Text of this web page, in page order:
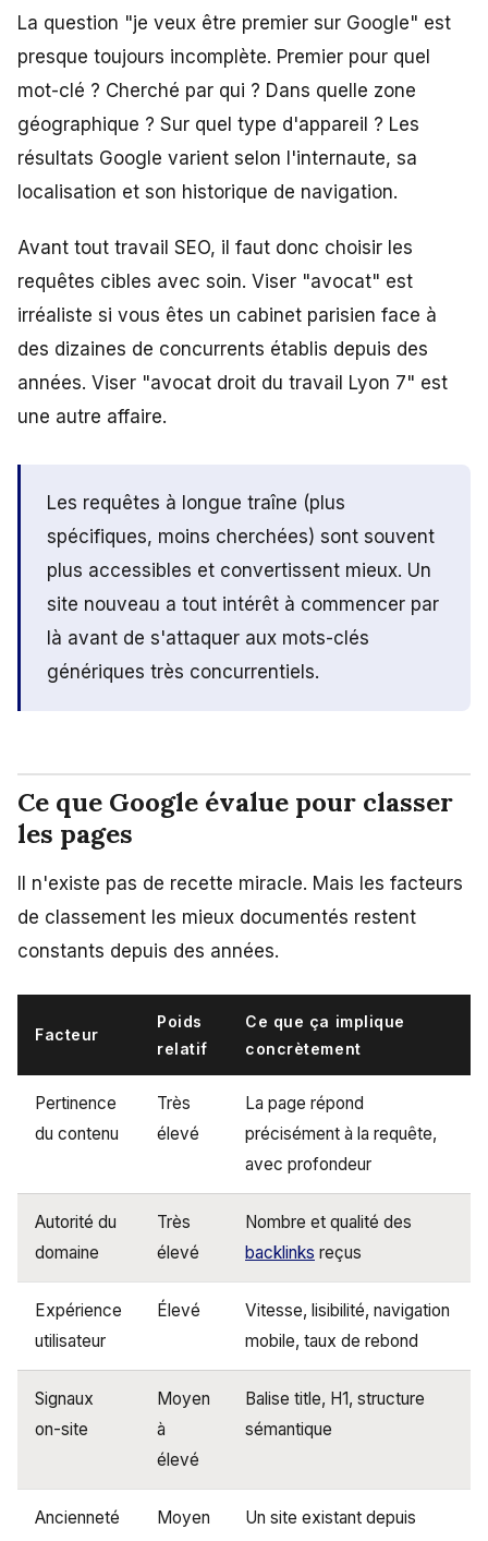
La question "je veux être premier sur Google" est
presque toujours incomplète. Premier pour quel
mot-clé ? Cherché par qui ? Dans quelle zone
géographique ? Sur quel type d'appareil ? Les
résultats Google varient selon l'internaute, sa
localisation et son historique de navigation.
Avant tout travail SEO, il faut donc choisir les
requêtes cibles avec soin. Viser "avocat" est
irréaliste si vous êtes un cabinet parisien face à
des dizaines de concurrents établis depuis des
années. Viser "avocat droit du travail Lyon 7" est
une autre affaire.
Les requêtes à longue traîne (plus
spécifiques, moins cherchées) sont souvent
plus accessibles et convertissent mieux. Un
site nouveau a tout intérêt à commencer par
là avant de s'attaquer aux mots-clés
génériques très concurrentiels.
Ce que Google évalue pour classer
les pages
Il n'existe pas de recette miracle. Mais les facteurs
de classement les mieux documentés restent
constants depuis des années.
Facteur
Poids
relatif
Ce que ça implique
concrètement
Pertinence
du contenu
Très
élevé
La page répond
précisément à la requête,
avec profondeur
Autorité du
domaine
Très
élevé
Nombre et qualité des
backlinks reçus
Expérience
utilisateur
Élevé
Vitesse, lisibilité, navigation
mobile, taux de rebond
Signaux
on-site
Moyen
à
élevé
Balise title, H1, structure
sémantique
Ancienneté
Moyen
Un site existant depuis